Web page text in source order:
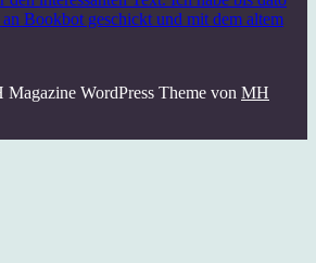
Bookbot geschickt und mit dem altem
WordPress Theme von MH